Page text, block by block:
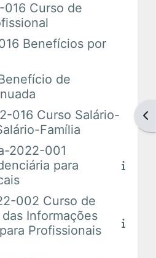
016 Curso de
Benefícios por
de
016 Curso Salário-
Família
2022-001
para
002 Curso de
Informações
Profissionais